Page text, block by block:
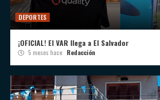
DEPORTES
¡OFICIAL! El VAR llega a El Salvador
5 meses hace Redacción